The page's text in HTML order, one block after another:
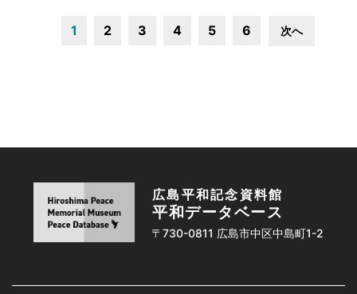
1 2 3 4 5 6 次へ
広島平和記念資料館
平和データベース
〒730-0811 広島市中区中島町1-2